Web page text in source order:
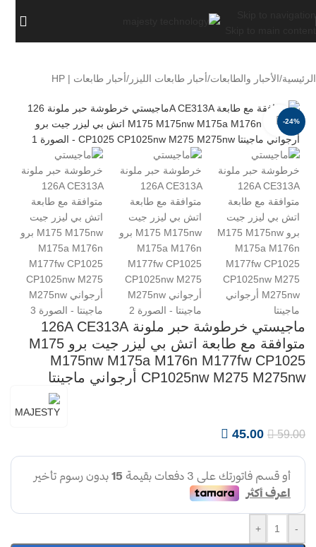
Skip to navigation
الرئيسية/الأحبار والطابعات/أحبار طابعات الليزر /أحبار طابعات | HP
-24% اضغط للتكبير
ماجيستي خرطوشة حبر ملونة 126A CE313A
متوافقة مع طابعة اتش بي ليزر جيت برو M175
M175nw M175a M176n M177fw CP1025
CP1025nw M275 M275nw أرجواني ماجينتا
59.00
45.00
-
+